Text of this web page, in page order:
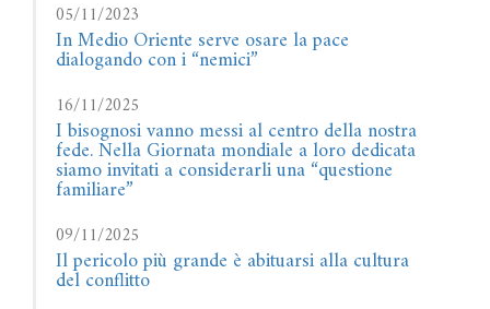
05/11/2023
In Medio Oriente serve osare la pace
dialogando con i “nemici”
16/11/2025
I bisognosi vanno messi al centro della nostra
fede. Nella Giornata mondiale a loro dedicata
siamo invitati a considerarli una “questione
familiare”
09/11/2025
Il pericolo più grande è abituarsi alla cultura
del conflitto